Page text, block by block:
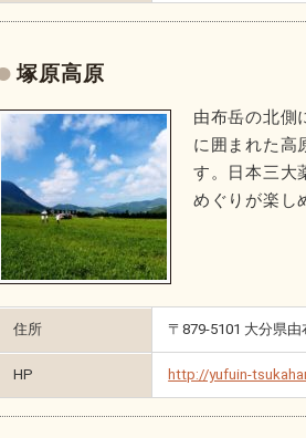
塚原高原
由布岳の北側
に囲まれた高
す。日本三大
めぐりが楽し
住所 〒879-5101 大分県
HP http://yufuin-